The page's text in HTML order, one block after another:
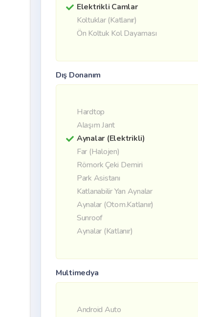
Elektrikli Camlar
Koltuklar (Katlanır)
Ön Koltuk Kol Dayaması
Dış Donanım
Hardtop
Alaşım Jant
Aynalar (Elektrikli)
Far (Halojen)
Römork Çeki Demiri
Park Asistanı
Katlanabilir Yan Aynalar
Aynalar (Otom.Katlanır)
Sunroof
Aynalar (Katlanır)
Multimedya
Android Auto